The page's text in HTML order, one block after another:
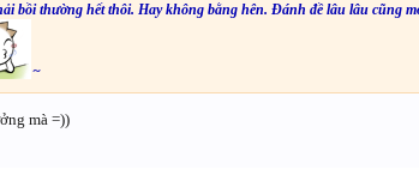
bồi thường hết thôi. Hay không bằng hên. Đánh đề lâu lâu cũng
~
mà =))